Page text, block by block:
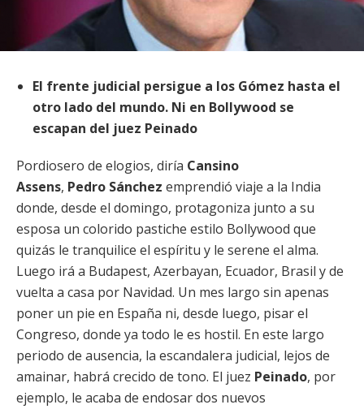
El frente judicial persigue a los Gómez hasta el
otro lado del mundo. Ni en Bollywood se
escapan del juez Peinado
Pordiosero de elogios, diría Cansino
Assens, Pedro Sánchez emprendió viaje a la India
donde, desde el domingo, protagoniza junto a su
esposa un colorido pastiche estilo Bollywood que
quizás le tranquilice el espíritu y le serene el alma.
Luego irá a Budapest, Azerbayan, Ecuador, Brasil y de
vuelta a casa por Navidad. Un mes largo sin apenas
poner un pie en España ni, desde luego, pisar el
Congreso, donde ya todo le es hostil. En este largo
periodo de ausencia, la escandalera judicial, lejos de
amainar, habrá crecido de tono. El juez Peinado, por
ejemplo, le acaba de endosar dos nuevos